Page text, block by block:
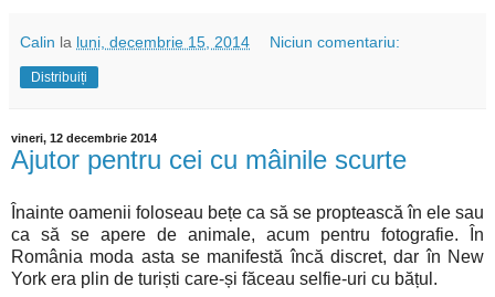
Calin la luni, decembrie 15, 2014 Niciun comentariu:
Distribuiți
vineri, 12 decembrie 2014
Ajutor pentru cei cu mâinile scurte
Înainte oamenii foloseau bețe ca să se proptească în ele sau
ca să se apere de animale, acum pentru fotografie. În
România moda asta se manifestă încă discret, dar în New
York era plin de turiști care-și făceau selfie-uri cu bățul.